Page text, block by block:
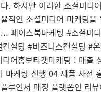
. 하지만 이러한 소셜미디
적인 소셜미디어 마케팅을
페이스북마케팅 #소셜미
설팅 #비즈니스컨설팅 #
어홍보타겟마케팅 : 매출
마케팅 진행 04 제품 사전
루언서 매칭 플랫폼인 리